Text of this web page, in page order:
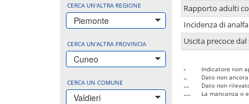
CERCA UN'ALTRA REGIONE
Piemonte
CERCA UN'ALTRA PROVINCIA
Cuneo
CERCA UN COMUNE
Valdieri
Rapporto adulti
Incidenza di
Uscita precoce
-
Indicatore non
..
Dato non
...
Dato non
....
La mancanza o